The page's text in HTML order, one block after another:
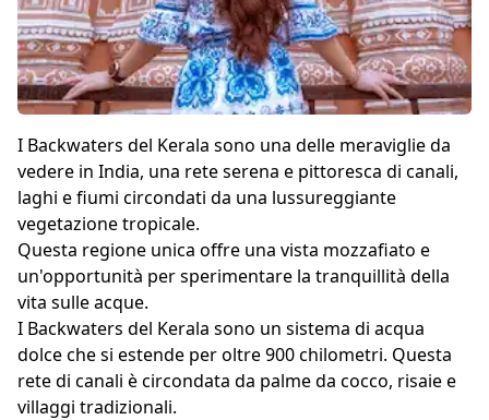
I Backwaters del Kerala sono una delle meraviglie da
vedere in India, una rete serena e pittoresca di canali,
laghi e fiumi circondati da una lussureggiante
vegetazione tropicale.
Questa regione unica offre una vista mozzafiato e
un'opportunità per sperimentare la tranquillità della
vita sulle acque.
I Backwaters del Kerala sono un sistema di acqua
dolce che si estende per oltre 900 chilometri. Questa
rete di canali è circondata da palme da cocco, risaie e
villaggi tradizionali.